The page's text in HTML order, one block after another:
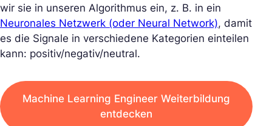
wir sie in unseren Algorithmus ein, z. B. in ein
Neuronales Netzwerk (oder Neural Network), damit
es die Signale in verschiedene Kategorien einteilen
kann: positiv/negativ/neutral.
Machine Learning Engineer Weiterbildung
entdecken